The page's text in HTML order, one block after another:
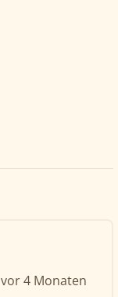
vor 4 Monaten